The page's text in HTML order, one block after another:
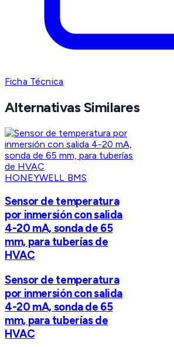
Ficha Técnica
Alternativas Similares
HONEYWELL BMS
Sensor de temperatura
por inmersión con salida
4-20 mA, sonda de 65
mm, para tuberías de
HVAC
Sensor de temperatura
por inmersión con salida
4-20 mA, sonda de 65
mm, para tuberías de
HVAC